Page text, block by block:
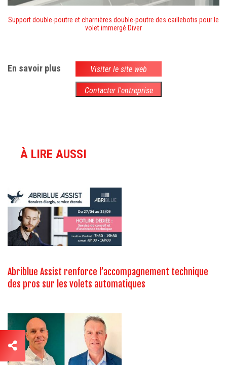
Support double-poutre et charnières double-poutre des caillebotis pour le
volet immergé Diver
En savoir plus Visiter le site web
Contacter l'entreprise
À LIRE AUSSI
Abriblue Assist renforce l’accompagnement technique
des pros sur les volets automatiques